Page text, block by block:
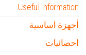
Useful Information
أجهزة اساسية
احصائيات